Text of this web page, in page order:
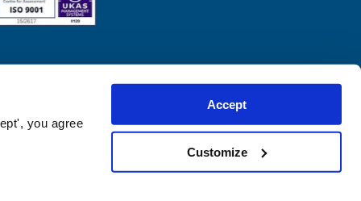
you agree
Accept
Customize